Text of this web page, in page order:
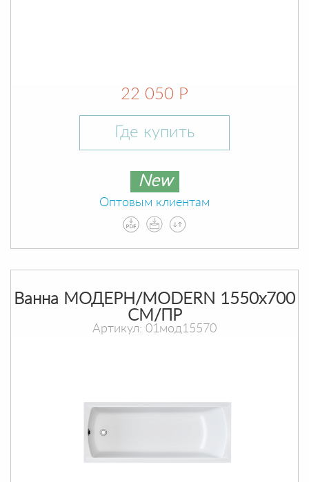
22 050 Р
Где купить
New
Оптовым клиентам
Ванна МОДЕРН/MODERN 1550х700
СМ/ПР
Артикул: 01мод15570